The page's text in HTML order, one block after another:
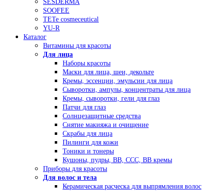
SESDERMA
SOOFEE
TETe cosmeceutical
YU-R
Каталог
Витамины для красоты
Для лица
Наборы красоты
Маски для лица, шеи, декольте
Кремы, эссенции, эмульсии для лица
Сыворотки, ампулы, концентраты для лица
Кремы, сыворотки, гели для глаз
Патчи для глаз
Солнцезащитные средства
Снятие макияжа и очищение
Скрабы для лица
Пилинги для кожи
Тоники и тонеры
Кушоны, пудры, ВВ, ССС, ВВ кремы
Приборы для красоты
Для волос и тела
Керамическая расческа для выпрямления волос